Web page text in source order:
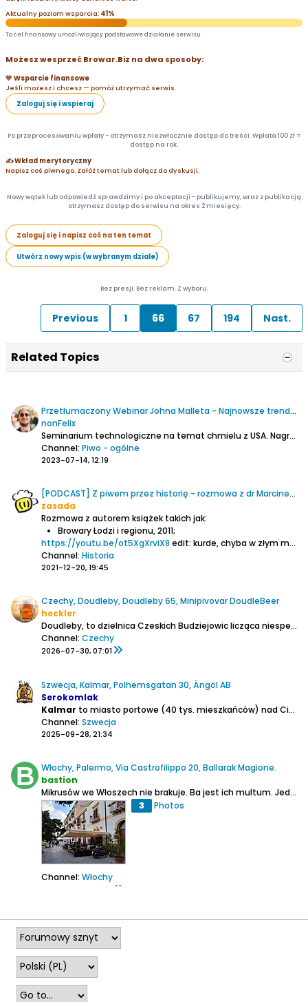
Aktualny poziom wsparcia: 41%
To cel finansowy umożliwiający podstawowe działanie serwisu.
Możesz wesprzeć Browar.Biz na dwa sposoby:
💛 Wsparcie finansowe
Jeśli możesz i chcesz — pomóż utrzymać serwis.
Zaloguj się i wspieraj
Po przeprocesowaniu wpłaty - otrzymasz niezwłocznie dostęp do treści. Wpłata 100 zł =
dostęp na rok.
✍️ Wkład merytoryczny
Napisz coś piwnego. Załóż temat lub dołącz do dyskusji.
Nowy wątek lub odpowiedź sprawdzimy i po akceptacji - publikujemy, wraz z publikacją
otrzymasz dostęp do serwisu na okres 2 miesięcy.
Zaloguj się i napisz coś na ten temat
Utwórz nowy wpis (w wybranym dziale)
Bez presji. Bez reklam. Z wyboru.
Previous 1 66 67 194 Nast.
Related Topics
Przetłumaczony Webinar Johna Malleta - Najnowsze trendy w chmieleniu i marketingu
nonFelix
Seminarium technologiczne na temat chmielu z USA. Nagrano 26 maja 2023 r
Channel: Piwo - ogólne
2023-07-14, 12:19
[PODCAST] Z piwem przez historię - rozmowa z dr Marcinem Szymańskim
zasada
Rozmowa z autorem książek takich jak:
Browary Łodzi i regionu, 2011;
https://youtu.be/ot5XgXrviX8 edit: kurde, chyba w złym miejscu umieściłem, bardziej do historii by pasowało.
Channel: Historia
2021-12-20, 19:45
Czechy, Doudleby, Doudleby 65, Minipivovar DoudleBeer
heckler
Doudleby, to dzielnica Czeskich Budziejowic licząca niespełna 500 mieszkańców. To właśnie tam Radek Sedláček i Mirka Caplová zaczęli warzyć piwo dla swoich przyjaciół.
Channel: Czechy
2026-07-30, 07:01
Szwecja, Kalmar, Polhemsgatan 30, Ängöl AB
Serokomlak
Kalmar to miasto portowe (40 tys. mieszkańców) nad Cieśniną Kalmarską, znane z historii z Unii Kalmarskiej z 1397 r., wiążącej Szwecję, Danię i Norwegię unią personalną. W jej następstwie, na zamku w Kalmarze, koronowano władcę tych trzech królestw skandynawskich - Eryka Pomorskiego...
Channel: Szwecja
2025-09-28, 21:34
Włochy, Palermo, Via Castrofilippo 20, Ballarak Magione.
bastion
Mikrusów we Włoszech nie brakuje. Ba jest ich multum. Jednak w większości są to jakieś browarki umiejscowione w garażach na takich peryferiach, że dotarcie tam wymaga niezłego wysiłku. W przypadku Palermo, miasta turystycznego z pięknymi zabytkami, przed wyjazdem tam oczekiwałem ich może...
3 Photos
Channel: Włochy